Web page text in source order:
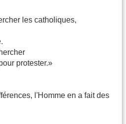
les catholiques,
protester.»
l'Homme en a fait des